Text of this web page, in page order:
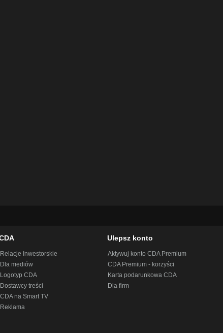
Relacje Inwestorskie
Dla mediów
Logotyp CDA
Dostawcy treści
CDA na Smart TV
Reklama
Ulepsz konto
Aktywuj konto CDA Premium
CDA Premium - korzyści
Karta podarunkowa CDA
Dla firm